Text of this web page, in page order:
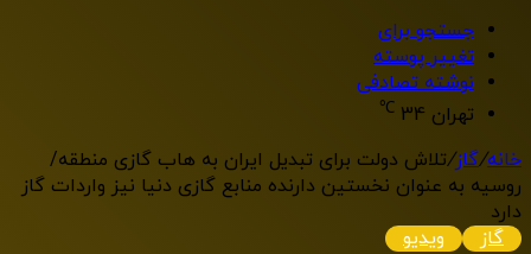
جستجو برای
تغییر پوسته
نوشته تصادفی
تهران 34
℃
خانه/گاز/تلاش دولت برای تبدیل ایران به هاب‌ گازی منطقه/
روسیه به عنوان نخستین دارنده منابع گازی دنیا نیز واردات گاز
دارد
گاز
ویدیو